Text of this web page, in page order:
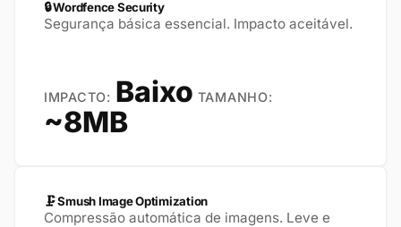
🔒 Wordfence Security
Segurança básica essencial. Impacto aceitável.
IMPACTO: Baixo TAMANHO:
~8MB
🗜️ Smush Image Optimization
Compressão automática de imagens. Leve e